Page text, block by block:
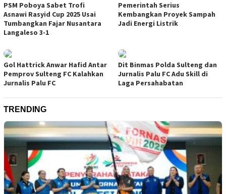
PSM Poboya Sabet Trofi
Asnawi Rasyid Cup 2025 Usai
Tumbangkan Fajar Nusantara
Langaleso 3-1
Pemerintah Serius
Kembangkan Proyek Sampah
Jadi Energi Listrik
Gol Hattrick Anwar Hafid Antar
Pemprov Sulteng FC Kalahkan
Jurnalis Palu FC
Dit Binmas Polda Sulteng dan
Jurnalis Palu FC Adu Skill di
Laga Persahabatan
TRENDING